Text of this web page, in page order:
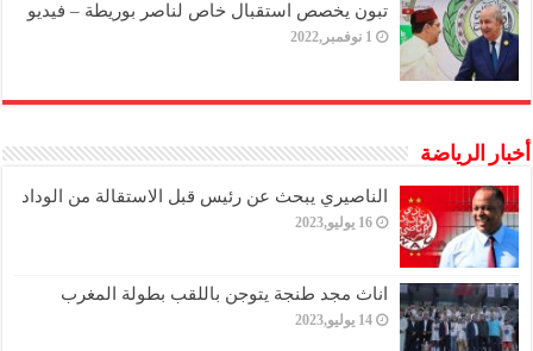
تبون يخصص استقبال خاص لناصر بوريطة – فيديو
1 نوفمبر,2022
أخبار الرياضة
الناصيري يبحث عن رئيس قبل الاستقالة من الوداد
16 يوليو,2023
اناث مجد طنجة يتوجن باللقب بطولة المغرب
14 يوليو,2023